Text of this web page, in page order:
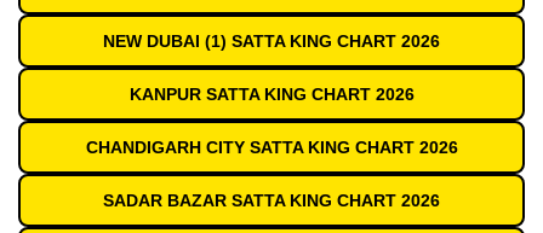
NEW DUBAI (1) SATTA KING CHART 2026
KANPUR SATTA KING CHART 2026
CHANDIGARH CITY SATTA KING CHART 2026
SADAR BAZAR SATTA KING CHART 2026